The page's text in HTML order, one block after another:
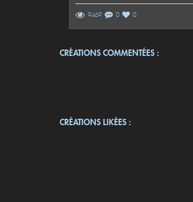
9469 0 0
CRÉATIONS COMMENTÉES :
CRÉATIONS LIKÉES :